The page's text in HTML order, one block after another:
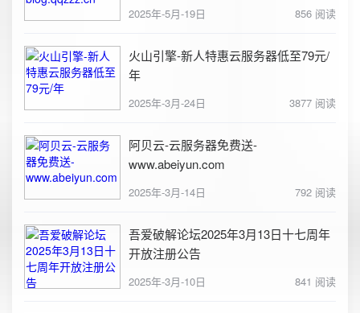
2025年-5月-19日 856 阅读
火山引擎-新人特惠云服务器低至79元/
年
2025年-3月-24日 3877 阅读
阿贝云-云服务器免费送-
www.abeiyun.com
2025年-3月-14日 792 阅读
吾爱破解论坛2025年3月13日十七周年
开放注册公告
2025年-3月-10日 841 阅读